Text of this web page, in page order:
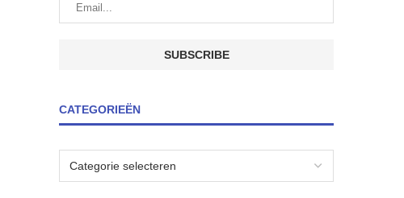
CATEGORIEËN